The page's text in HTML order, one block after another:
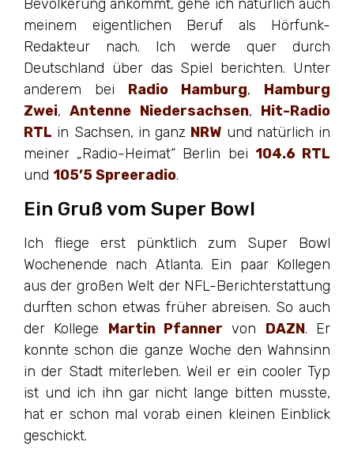
Bevölkerung ankommt, gehe ich natürlich auch
meinem eigentlichen Beruf als Hörfunk-
Redakteur nach. Ich werde quer durch
Deutschland über das Spiel berichten. Unter
anderem bei Radio Hamburg, Hamburg
Zwei,Antenne Niedersachsen, Hit-Radio
RTL in Sachsen, in ganz NRW und natürlich in
meiner „Radio-Heimat“ Berlin bei 104.6 RTL
und 105’5 Spreeradio.
Ein Gruß vom Super Bowl
Ich fliege erst pünktlich zum Super Bowl
Wochenende nach Atlanta. Ein paar Kollegen
aus der großen Welt der NFL-Berichterstattung
durften schon etwas früher abreisen. So auch
der Kollege Martin Pfanner von DAZN. Er
konnte schon die ganze Woche den Wahnsinn
in der Stadt miterleben. Weil er ein cooler Typ
ist und ich ihn gar nicht lange bitten musste,
hat er schon mal vorab einen kleinen Einblick
geschickt.